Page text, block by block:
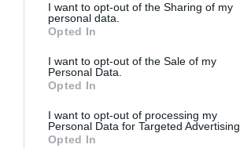
I want to opt-out of the Sharing of my
personal data.
Opted In
I want to opt-out of the Sale of my
Personal Data.
Opted In
I want to opt-out of processing my
Personal Data for Targeted Advertising.
Opted In